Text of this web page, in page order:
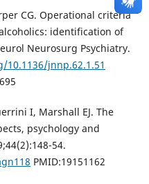
CG. Operational criteria
identification of
Neurosurg Psychiatry.
jnnp.62.1.51
I, Marshall EJ. The
psychology and
54.
PMID:19151162